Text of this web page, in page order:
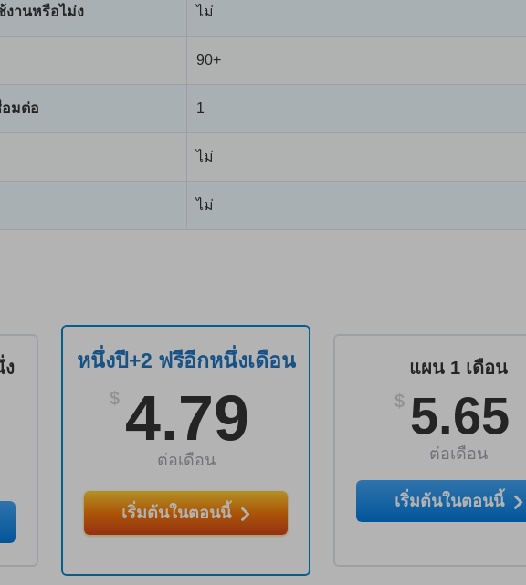
งานหรือไม่ง ไม่
90+
มต่อ 1
ไม่
ไม่
หนึ่งปี+2 ฟรีอีกหนึ่งเดือน
$ 4.79
ต่อเดือน
เริ่มต้นในตอนนี้
แผน 1 เดือน
$ 5.65
ต่อเดือน
เริ่มต้นในตอนนี้